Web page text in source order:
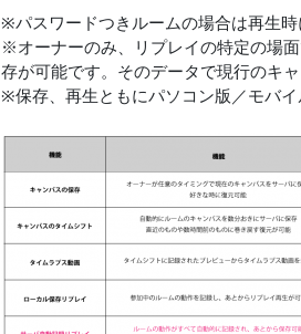
※パスワードつきルームの場合は再生時
※オーナーのみ、リプレイの特定の場
存が可能です。そのデータで現行のキ
※保存、再生ともにパソコン版／モバイ